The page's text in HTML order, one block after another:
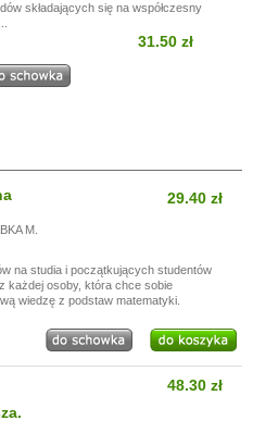
składających się na współczesny
31.50 zł
M.
29.40 zł
na studia i początkujących studentów
każdej osoby, która chce sobie
wiedzę z podstaw matematyki.
48.30 zł